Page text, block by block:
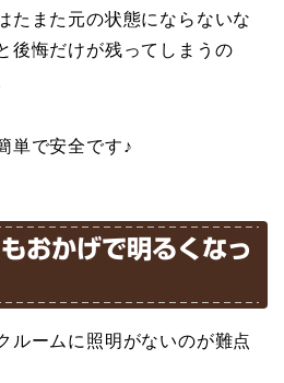
たまた元の状態にならないな
後悔だけが残ってしまうの
単で安全です♪
おかげで明るくなっ
ルームに照明がないのが難点